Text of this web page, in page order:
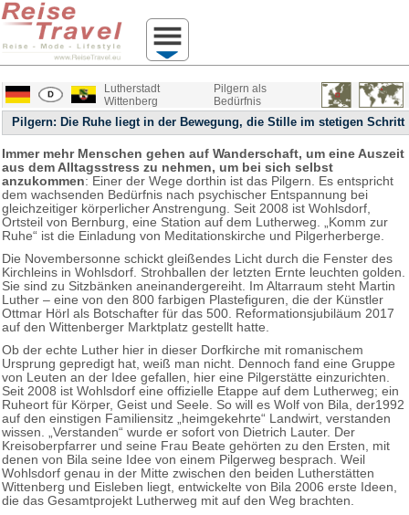
Lutherstadt
Wittenberg
Pilgern als
Bedürfnis
Pilgern: Die Ruhe liegt in der Bewegung, die Stille im stetigen Schritt
Immer mehr Menschen gehen auf Wanderschaft, um eine Auszeit
aus dem Alltagsstress zu nehmen, um bei sich selbst
anzukommen: Einer der Wege dorthin ist das Pilgern. Es entspricht
dem wachsenden Bedürfnis nach psychischer Entspannung bei
gleichzeitiger körperlicher Anstrengung. Seit 2008 ist Wohlsdorf,
Ortsteil von Bernburg, eine Station auf dem Lutherweg. „Komm zur
Ruhe“ ist die Einladung von Meditationskirche und Pilgerherberge.
Die Novembersonne schickt gleißendes Licht durch die Fenster des
Kirchleins in Wohlsdorf. Strohballen der letzten Ernte leuchten golden.
Sie sind zu Sitzbänken aneinandergereiht. Im Altarraum steht Martin
Luther – eine von den 800 farbigen Plastefiguren, die der Künstler
Ottmar Hörl als Botschafter für das 500. Reformationsjubiläum 2017
auf den Wittenberger Marktplatz gestellt hatte.
Ob der echte Luther hier in dieser Dorfkirche mit romanischem
Ursprung gepredigt hat, weiß man nicht. Dennoch fand eine Gruppe
von Leuten an der Idee gefallen, hier eine Pilgerstätte einzurichten.
Seit 2008 ist Wohlsdorf eine offizielle Etappe auf dem Lutherweg; ein
Ruheort für Körper, Geist und Seele. So will es Wolf von Bila, der1992
auf den einstigen Familiensitz „heimgekehrte“ Landwirt, verstanden
wissen. „Verstanden“ wurde er sofort von Dietrich Lauter. Der
Kreisoberpfarrer und seine Frau Beate gehörten zu den Ersten, mit
denen von Bila seine Idee von einem Pilgerweg besprach. Weil
Wohlsdorf genau in der Mitte zwischen den beiden Lutherstätten
Wittenberg und Eisleben liegt, entwickelte von Bila 2006 erste Ideen,
die das Gesamtprojekt Lutherweg mit auf den Weg brachten.